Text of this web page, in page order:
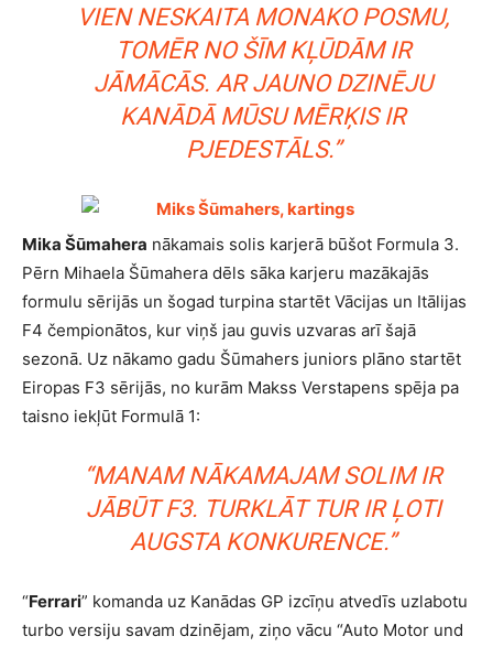
VIEN NESKAITA MONAKO POSMU,
TOMĒR NO ŠĪM KĻŪDĀM IR
JĀMĀCĀS. AR JAUNO DZINĒJU
KANĀDĀ MŪSU MĒRĶIS IR
PJEDESTĀLS.”
Mika Šūmahera nākamais solis karjerā būšot Formula 3.
Pērn Mihaela Šūmahera dēls sāka karjeru mazākajās
formulu sērijās un šogad turpina startēt Vācijas un Itālijas
F4 čempionātos, kur viņš jau guvis uzvaras arī šajā
sezonā. Uz nākamo gadu Šūmahers juniors plāno startēt
Eiropas F3 sērijās, no kurām Makss Verstapens spēja pa
taisno iekļūt Formulā 1:
“MANAM NĀKAMAJAM SOLIM IR
JĀBŪT F3. TURKLĀT TUR IR ĻOTI
AUGSTA KONKURENCE.”
“Ferrari” komanda uz Kanādas GP izcīņu atvedīs uzlabotu
turbo versiju savam dzinējam, ziņo vācu “Auto Motor und